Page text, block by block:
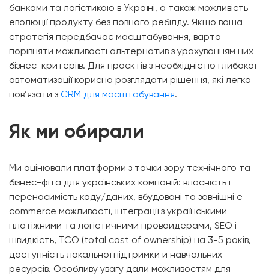
банками та логістикою в Україні, а також можливість
еволюції продукту без повного ребілду. Якщо ваша
стратегія передбачає масштабування, варто
порівняти можливості альтернатив з урахуванням цих
бізнес-критеріїв. Для проєктів з необхідністю глибокої
автоматизації корисно розглядати рішення, які легко
пов’язати з CRM для масштабування.
Як ми обирали
Ми оцінювали платформи з точки зору технічного та
бізнес-фіта для українських компаній: власність і
переносимість коду/даних, вбудовані та зовнішні e-
commerce можливості, інтеграції з українськими
платіжними та логістичними провайдерами, SEO і
швидкість, TCO (total cost of ownership) на 3-5 років,
доступність локальної підтримки й навчальних
ресурсів. Особливу увагу дали можливостям для